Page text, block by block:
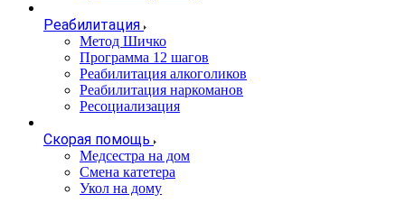
Реабилитация
Метод Шичко
Программа 12 шагов
Реабилитация алкоголиков
Реабилитация наркоманов
Ресоциализация
Скорая помощь
Медсестра на дом
Смена катетера
Укол на дому